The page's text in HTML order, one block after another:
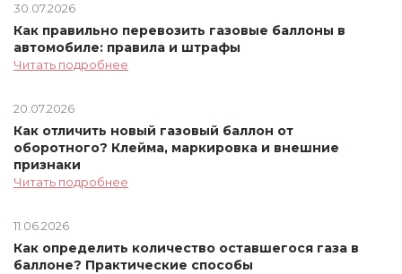
30.07.2026
Как правильно перевозить газовые баллоны в
автомобиле: правила и штрафы
Читать подробнее
20.07.2026
Как отличить новый газовый баллон от
оборотного? Клейма, маркировка и внешние
признаки
Читать подробнее
11.06.2026
Как определить количество оставшегося газа в
баллоне? Практические способы